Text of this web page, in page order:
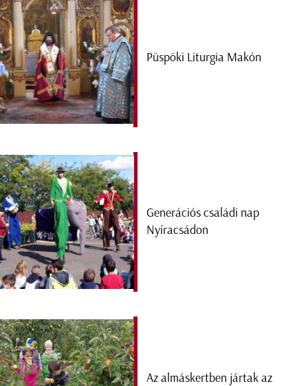
Püspöki Liturgia Makón
Generációs családi nap
Nyíracsádon
Az almáskertben jártak az